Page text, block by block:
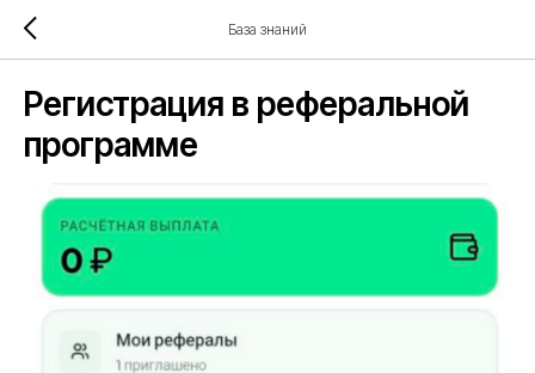
База знаний
Регистрация в реферальной
программе